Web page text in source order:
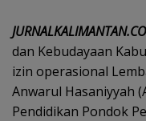
dan Kebudayaan
izin operasional
Anwarul Hasaniyyah
Pendidikan Pondok